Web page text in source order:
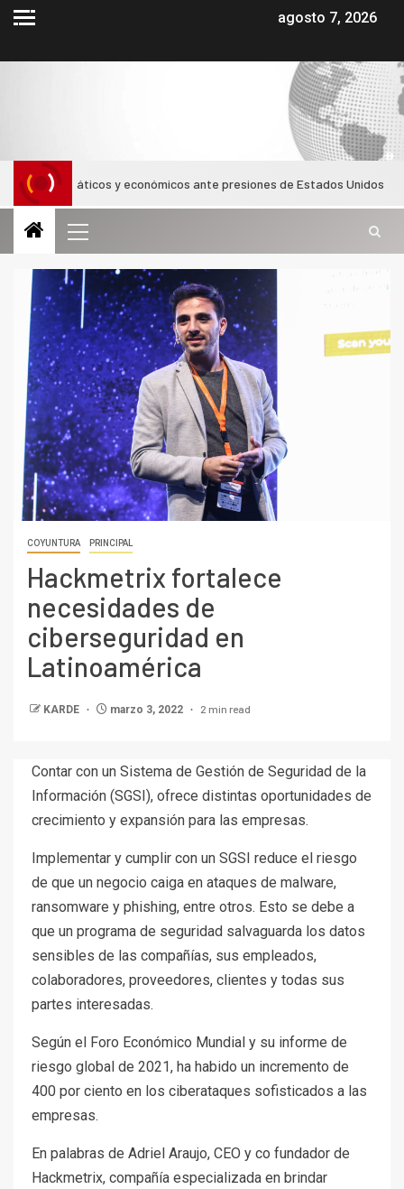
agosto 7, 2026
y económicos ante presiones de Estados Unidos
COYUNTURA PRINCIPAL
Hackmetrix fortalece
necesidades de
ciberseguridad en
Latinoamérica
KARDE marzo 3, 2022 2 min read
Contar con un Sistema de Gestión de Seguridad de la
Información (SGSI), ofrece distintas oportunidades de
crecimiento y expansión para las empresas.
Implementar y cumplir con un SGSI reduce el riesgo
de que un negocio caiga en ataques de malware,
ransomware y phishing, entre otros. Esto se debe a
que un programa de seguridad salvaguarda los datos
sensibles de las compañías, sus empleados,
colaboradores, proveedores, clientes y todas sus
partes interesadas.
Según el Foro Económico Mundial y su informe de
riesgo global de 2021, ha habido un incremento de
400 por ciento en los ciberataques sofisticados a las
empresas.
En palabras de Adriel Araujo, CEO y co fundador de
Hackmetrix, compañía especializada en brindar